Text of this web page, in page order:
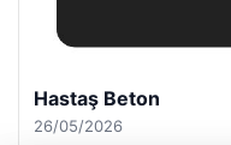
Enes Kaplan
28/04/2026